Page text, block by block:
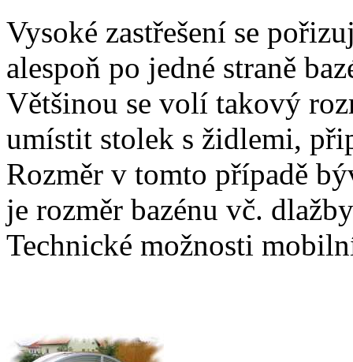
Vysoké zastřešení se
alespoň po jedné straně
Většinou se volí takový
umístit stolek s židlemi,
Rozměr v tomto případě
je rozměr bazénu vč.
Technické možnosti